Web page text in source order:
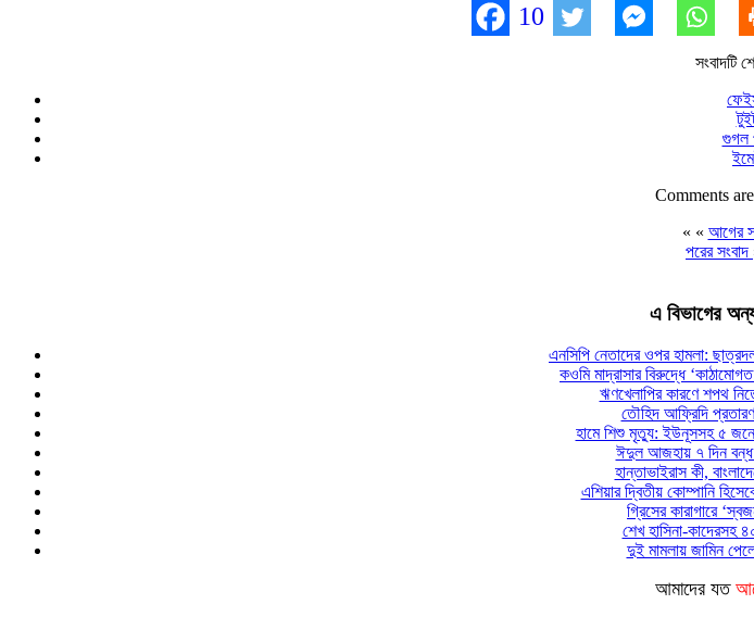
10
সংবাদটি
গুগল
Comments
« « আগের
পরের সংবাদ
এ বিভাগের
এনসিপি নেতাদের ওপর হামলা:
কওমি মাদ্রাসার বিরুদ্ধে
ঋণখেলাপির কারণে শপথ
তৌহিদ আফ্রিদি
হামে শিশু মৃত্যু: ইউনূসসহ ৫
ঈদুল আজহায় ৭ দিন
হান্তাভাইরাস কী,
এশিয়ার দ্বিতীয় কোম্পানি
গ্রিসের কারাগারে
শেখ হাসিনা-কাদেরসহ
দুই মামলায় জামিন
আমাদের যত